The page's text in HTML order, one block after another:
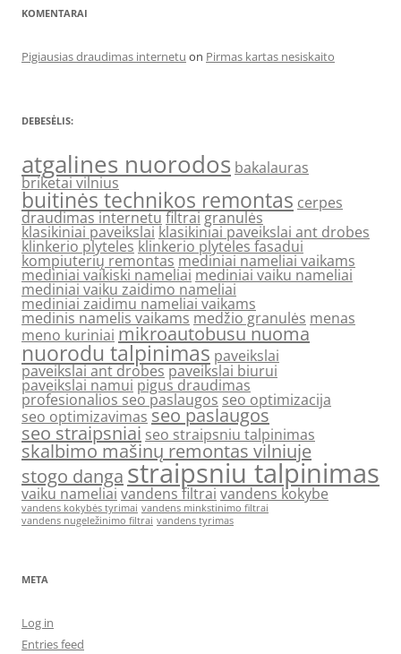
KOMENTARAI
Pigiausias draudimas internetu on Pirmas kartas nesiskaito
DEBESĖLIS:
atgalines nuorodos bakalauras
briketai vilnius
buitinės technikos remontas cerpes
draudimas internetufiltraigranulės
klasikiniai paveikslai klasikiniai paveikslai ant drobes
klinkerio plyteles klinkerio plyteles fasadui
kompiuterių remontas mediniai nameliai vaikams
mediniai vaikiski nameliai mediniai vaiku nameliai
mediniai vaiku zaidimo nameliai
mediniai zaidimu nameliai vaikams
medinis namelis vaikams medžio granulės menas
meno kuriniai mikroautobusu nuoma
nuorodu talpinimas paveikslai
paveikslai ant drobespaveikslai biurui
paveikslai namui pigus draudimas
profesionalios seo paslaugos seo optimizacija
seo optimizavimas seo paslaugos
seo straipsniai seo straipsniu talpinimas
skalbimo mašinų remontas vilniuje
stogo danga straipsniu talpinimas
vaiku nameliai vandens filtrai vandens kokybe
vandens kokybės tyrimai vandens minkstinimo filtrai
vandens nugeležinimo filtrai vandens tyrimas
META
Log in
Entries feed